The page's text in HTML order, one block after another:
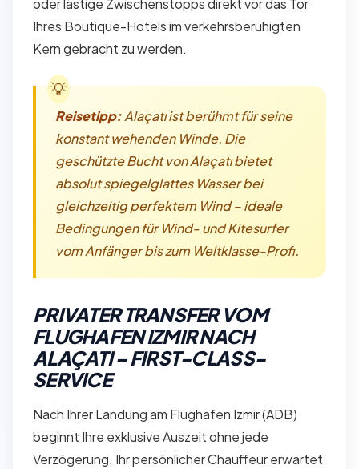
oder lästige Zwischenstopps direkt vor das Tor
Ihres Boutique-Hotels im verkehrsberuhigten
Kern gebracht zu werden.
Reisetipp:Alaçatı ist berühmt für seine
konstant wehenden Winde. Die
geschützte Bucht von Alaçatı bietet
absolut spiegelglattes Wasser bei
gleichzeitig perfektem Wind – ideale
Bedingungen für Wind- und Kitesurfer
vom Anfänger bis zum Weltklasse-Profi.
PRIVATER TRANSFER VOM
FLUGHAFEN IZMIR NACH
ALAÇATI – FIRST-CLASS-
SERVICE
Nach Ihrer Landung am Flughafen Izmir (ADB)
beginnt Ihre exklusive Auszeit ohne jede
Verzögerung. Ihr persönlicher Chauffeur erwartet